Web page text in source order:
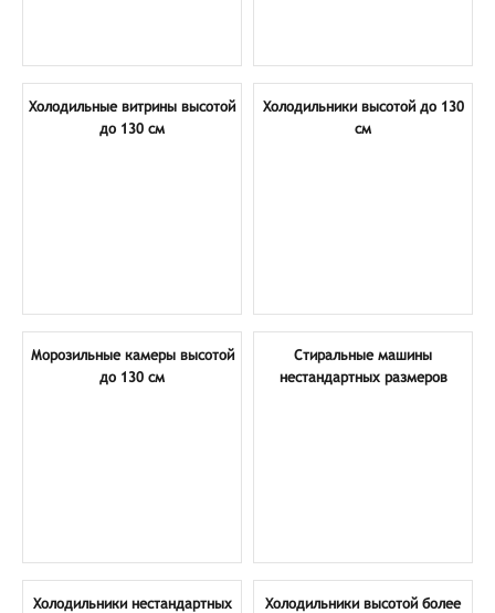
Холодильные витрины высотой
до 130 см
Холодильники высотой до 130
см
Морозильные камеры высотой
до 130 см
Стиральные машины
нестандартных размеров
Холодильники нестандартных
Холодильники высотой более